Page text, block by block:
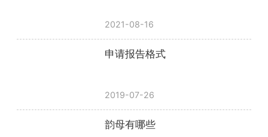
2021-08-16
申请报告格式
2019-07-26
韵母有哪些